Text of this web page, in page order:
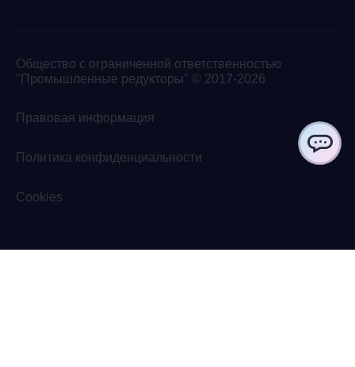
Общество с ограниченной ответственностью
"Промышленные редукторы" © 2017-2026
Правовая информация
Политика конфиденциальности
Cookies
ChatApp